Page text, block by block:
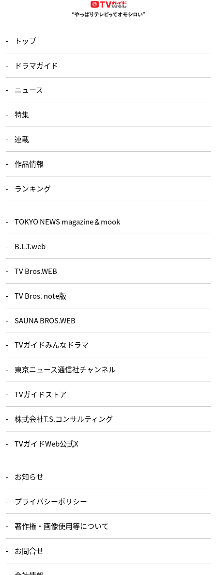
トップ
ドラマガイド
ニュース
特集
連載
作品情報
ランキング
TOKYO NEWS magazine＆mook
B.L.T.web
TV Bros.WEB
TV Bros. note版
SAUNA BROS.WEB
TVガイドみんなドラマ
東京ニュース通信社チャンネル
TVガイドストア
株式会社T.S.コンサルティング
TVガイドWeb公式X
お知らせ
プライバシーポリシー
著作権・画像使用等について
お問合せ